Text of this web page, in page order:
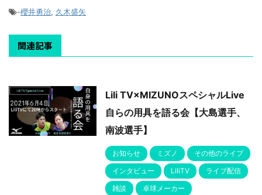
-櫻井勇治, 久木盛矢
関連記事
Lili TV×MIZUNOスペシャルLive
自らの用具を語る会【大島選手、
南波選手】
お知らせ ミズノ
その他のライブ
インタビュー
LiliTV
ライブ配信
雑談
卓球メーカー